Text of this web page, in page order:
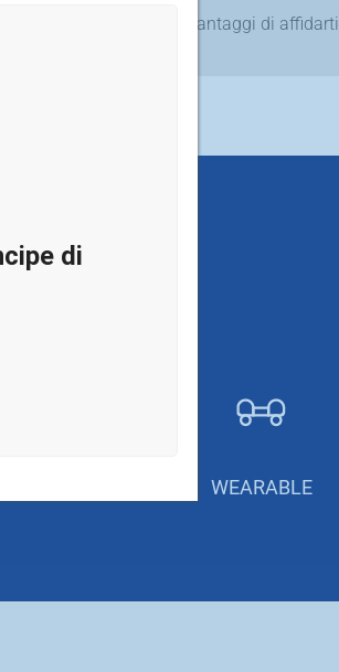
Scopri i principali vantaggi di affidarti
WEARABLE
di